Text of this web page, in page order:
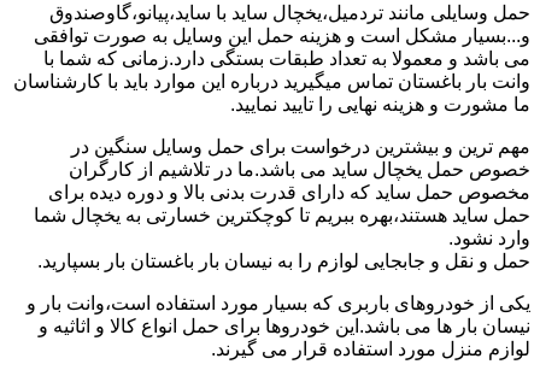
حمل وسایلی مانند تردمیل،یخچال ساید با ساید،پیانو،گاوصندوق
و...بسیار مشکل است و هزینه حمل این وسایل به صورت توافقی
می باشد و معمولا به تعداد طبقات بستگی دارد.زمانی که شما با
وانت بار باغستان تماس میگیرید درباره این موارد باید با کارشناسان
ما مشورت و هزینه نهایی را تایید نمایید.
مهم ترین و بیشترین درخواست برای حمل وسایل سنگین در
خصوص حمل یخچال ساید می باشد.ما در تلاشیم از کارگران
مخصوص حمل ساید که دارای قدرت بدنی بالا و دوره دیده برای
حمل ساید هستند،بهره ببریم تا کوچکترین خسارتی به یخچال شما
وارد نشود.
حمل و نقل و جابجایی لوازم را به نیسان بار باغستان بار بسپارید.
یکی از خودروهای باربری که بسیار مورد استفاده است،وانت بار و
نیسان بار ها می باشد.این خودروها برای حمل انواع کالا و اثاثیه و
لوازم منزل مورد استفاده قرار می گیرند.